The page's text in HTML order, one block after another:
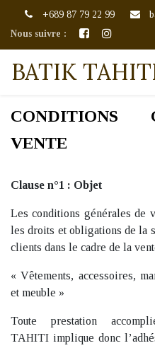
+689 87 79 22 99
Nous suivre :
BATIK
CONDITIONS
VENTE
Clause n°1 : Objet
Les conditions générales de
les droits et obligations de la
clients dans le cadre de la
« Vêtements, accessoires,
et meuble »
Toute prestation
TAHITI implique donc